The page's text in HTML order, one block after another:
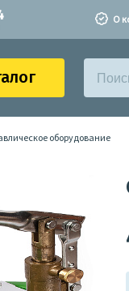
О
оборудование